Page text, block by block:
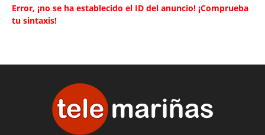
Error, ¡no se ha establecido el ID del anuncio! ¡Comprueba
tu sintaxis!